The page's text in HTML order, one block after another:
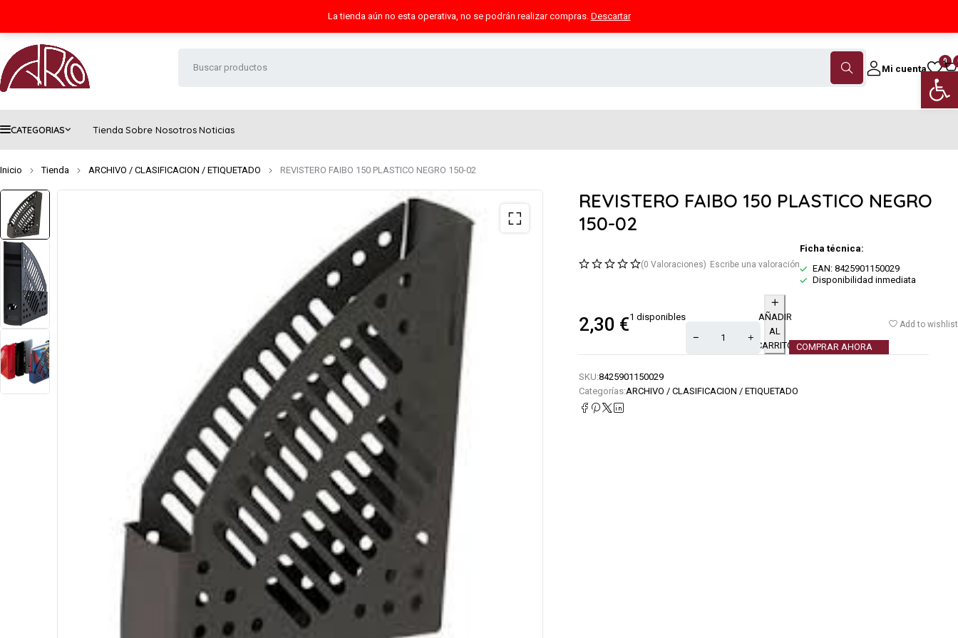
Abrir
La tienda aún no esta operativa, no se podrán realizar compras. Descartar
Mi cuenta
0
CATEGORIAS Tienda Sobre NosotrosNoticias
Inicio Tienda ARCHIVO / CLASIFICACION / ETIQUETADO REVISTERO FAIBO 150 PLASTICO NEGRO 150-02
REVISTERO FAIBO 150 PLASTICO NEGRO
150-02
(0 Valoraciones) Escribe una valoración
Ficha técnica:
EAN: 8425901150029
Disponibilidad inmediata
2,30 €1 disponibles
AÑADIR
AL
CARRITO
COMPRAR AHORA
Add to wishlist
SKU:8425901150029
Categorías:ARCHIVO / CLASIFICACION / ETIQUETADO